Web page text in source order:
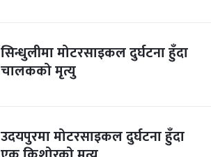
सिन्धुलीमा मोटरसाइकल दुर्घटना हुँदा
चालकको मृत्यु
उदयपुरमा मोटरसाइकल दुर्घटना हुँदा